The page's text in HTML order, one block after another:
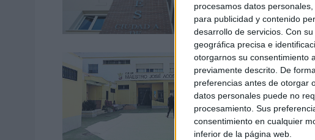
procesamos datos
para publicidad y contenido
desarrollo de servicios. Con
geográfica precisa e
otorgarnos su consentimiento
previamente descrito. De
preferencias antes de otorgar
datos personales puede no
procesamiento. Sus
consentimiento en cualquier
inferior de la página web.
La reforma de la
convertido en un
La reforma
arrancará
POR JUAN RUZ 15/
La reforma del
La Ciudad ha